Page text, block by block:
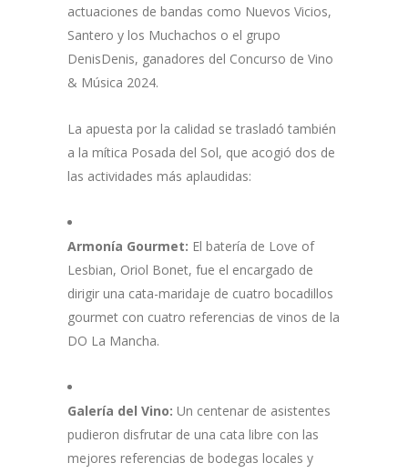
actuaciones de bandas como Nuevos Vicios,
Santero y los Muchachos o el grupo
DenisDenis, ganadores del Concurso de Vino
& Música 2024.
La apuesta por la calidad se trasladó también
a la mítica Posada del Sol, que acogió dos de
las actividades más aplaudidas:
Armonía Gourmet: El batería de Love of
Lesbian, Oriol Bonet, fue el encargado de
dirigir una cata-maridaje de cuatro bocadillos
gourmet con cuatro referencias de vinos de la
DO La Mancha.
Galería del Vino: Un centenar de asistentes
pudieron disfrutar de una cata libre con las
mejores referencias de bodegas locales y